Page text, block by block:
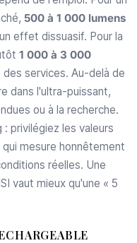
500 à 1 000 lumens
effet dissuasif. Pour la
1 000 à 3 000
services. Au-delà de
dans l'ultra-puissant,
ou à la recherche.
privilégiez les valeurs
qui mesure honnêtement
réelles. Une
vaut mieux qu'une « 5